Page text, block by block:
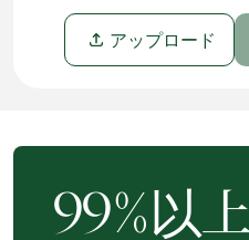
アップロード
99%以上